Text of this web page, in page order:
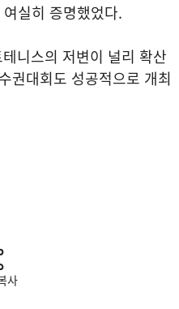
실히 증명했었다.
니스의 저변이 널리 확산
권대회도 성공적으로 개최
사